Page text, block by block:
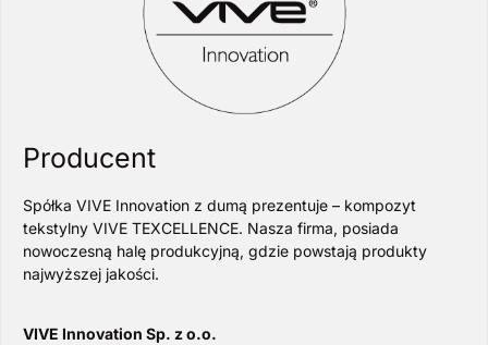
Producent
Spółka VIVE Innovation z dumą prezentuje – kompozyt
tekstylny VIVE TEXCELLENCE. Nasza firma, posiada
nowoczesną halę produkcyjną, gdzie powstają produkty
najwyższej jakości.
VIVE Innovation Sp. z o.o.